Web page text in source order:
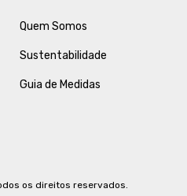
Quem Somos
Sustentabilidade
Guia de Medidas
os direitos reservados.